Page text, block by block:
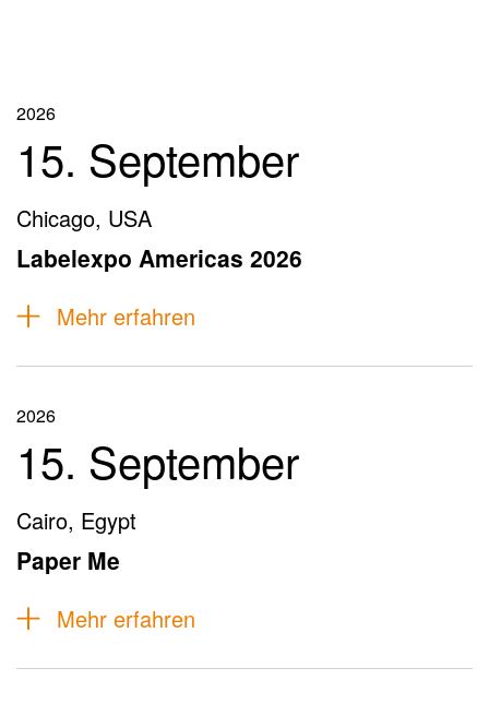
2026
15. September
Chicago, USA
Labelexpo Americas 2026
Mehr erfahren
2026
15. September
Cairo, Egypt
Paper Me
Mehr erfahren